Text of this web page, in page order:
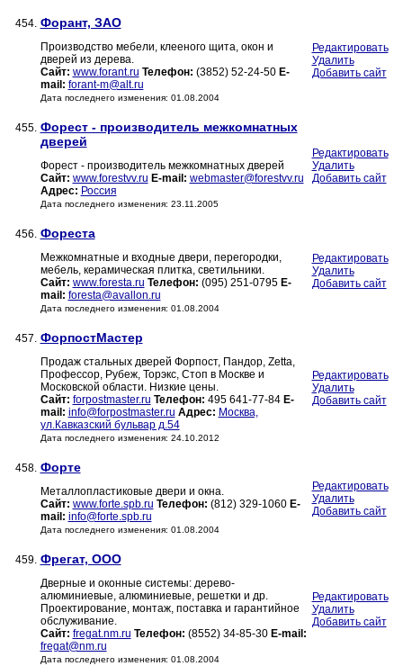
454. Форант, ЗАО
Производство мебели, клееного щита, окон и
дверей из дерева.
Сайт: www.forant.ru Телефон: (3852) 52-24-50 E-
mail: forant-m@alt.ru
Дата последнего изменения: 01.08.2004
Редактировать
Удалить
Добавить сайт
455. Форест - производитель межкомнатных
дверей
Форест - производитель межкомнатных дверей
Сайт: www.forestvv.ru E-mail: webmaster@forestvv.ru
Адрес: Россия
Дата последнего изменения: 23.11.2005
Редактировать
Удалить
Добавить сайт
456. Фореста
Межкомнатные и входные двери, перегородки,
мебель, керамическая плитка, светильники.
Сайт: www.foresta.ru Телефон: (095) 251-0795 E-
mail: foresta@avallon.ru
Дата последнего изменения: 01.08.2004
Редактировать
Удалить
Добавить сайт
457. ФорпостМастер
Продаж стальных дверей Форпост, Пандор, Zetta,
Профессор, Рубеж, Торэкс, Стоп в Москве и
Московской области. Низкие цены.
Сайт: forpostmaster.ru Телефон: 495 641-77-84 E-
mail: info@forpostmaster.ru Адрес: Москва,
ул.Кавказский бульвар д.54
Дата последнего изменения: 24.10.2012
Редактировать
Удалить
Добавить сайт
458. Форте
Металлопластиковые двери и окна.
Сайт: www.forte.spb.ru Телефон: (812) 329-1060 E-
mail: info@forte.spb.ru
Дата последнего изменения: 01.08.2004
Редактировать
Удалить
Добавить сайт
459. Фрегат, ООО
Дверные и оконные системы: дерево-
алюминиевые, алюминиевые, решетки и др.
Проектирование, монтаж, поставка и гарантийное
обслуживание.
Сайт: fregat.nm.ru Телефон: (8552) 34-85-30 E-mail:
fregat@nm.ru
Дата последнего изменения: 01.08.2004
Редактировать
Удалить
Добавить сайт